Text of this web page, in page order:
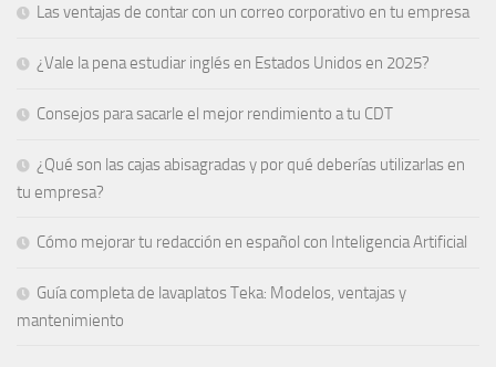
Las ventajas de contar con un correo corporativo en tu empresa
¿Vale la pena estudiar inglés en Estados Unidos en 2025?
Consejos para sacarle el mejor rendimiento a tu CDT
¿Qué son las cajas abisagradas y por qué deberías utilizarlas en
tu empresa?
Cómo mejorar tu redacción en español con Inteligencia Artificial
Guía completa de lavaplatos Teka: Modelos, ventajas y
mantenimiento